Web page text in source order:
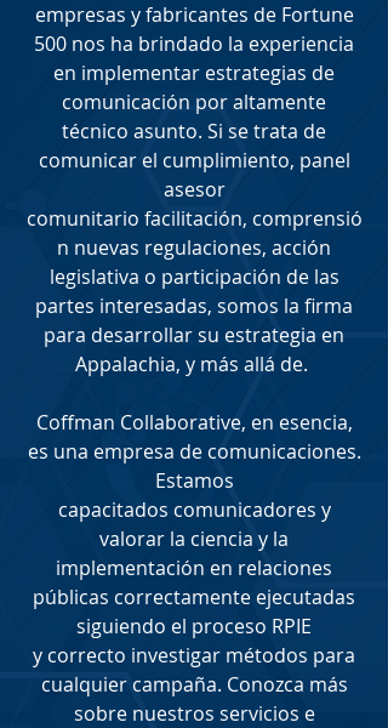
empresas y fabricantes de Fortune
500 nos ha brindado la experiencia
en implementar estrategias de
comunicación poraltamente
técnico asunto. Si se trata de
comunicar el cumplimiento, panel
asesor
comunitario facilitación, comprensió
n nuevas regulaciones, acción
legislativa o participación de las
partes interesadas, somos la firma
para desarrollar su estrategia en
Appalachia, y más allá de.
Coffman Collaborative, en esencia,
es una empresa de comunicaciones.
Estamos
capacitados comunicadores y
valorar la ciencia y la
implementación en relaciones
públicas correctamente ejecutadas
siguiendo el proceso RPIE
y correcto investigar métodos para
cualquier campaña. Conozca más
sobre nuestros servicios e